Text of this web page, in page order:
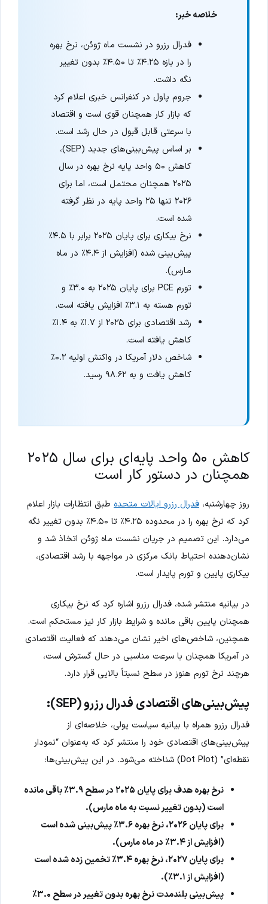
خلاصه خبر:
فدرال رزرو در نشست ماه ژوئن، نرخ بهره
را در بازه ۴.۲۵٪ تا ۴.۵۰٪ بدون تغییر
نگه داشت.
جروم پاول در کنفرانس خبری اعلام کرد
که بازار کار همچنان قوی است و اقتصاد
با سرعتی قابل قبول در حال رشد است.
بر اساس پیش‌بینی‌های جدید (SEP)،
کاهش ۵۰ واحد پایه نرخ بهره در سال
۲۰۲۵ همچنان محتمل است، اما برای
۲۰۲۶ تنها ۲۵ واحد پایه در نظر گرفته
شده است.
نرخ بیکاری برای پایان ۲۰۲۵ برابر با ۴.۵٪
پیش‌بینی شده (افزایش از ۴.۴٪ در ماه
مارس).
تورم PCE برای پایان ۲۰۲۵ به ۳.۰٪ و
تورم هسته به ۳.۱٪ افزایش یافته است.
رشد اقتصادی برای ۲۰۲۵ از ۱.۷٪ به ۱.۴٪
کاهش یافته است.
شاخص دلار آمریکا در واکنش اولیه ۰.۲٪
کاهش یافت و به ۹۸.۶۲ رسید.
کاهش ۵۰ واحد پایه‌ای برای سال ۲۰۲۵
همچنان در دستور کار است
روز چهارشنبه، فدرال رزرو ایالات متحده طبق انتظارات بازار اعلام
کرد که نرخ بهره را در محدوده ۴.۲۵٪ تا ۴.۵۰٪ بدون تغییر نگه
می‌دارد. این تصمیم در جریان نشست ماه ژوئن اتخاذ شد و
نشان‌دهنده احتیاط بانک مرکزی در مواجهه با رشد اقتصادی،
بیکاری پایین و تورم پایدار است.
در بیانیه منتشر شده، فدرال رزرو اشاره کرد که نرخ بیکاری
همچنان پایین باقی مانده و شرایط بازار کار نیز مستحکم است.
همچنین، شاخص‌های اخیر نشان می‌دهند که فعالیت اقتصادی
در آمریکا همچنان با سرعت مناسبی در حال گسترش است،
هرچند نرخ تورم هنوز در سطح نسبتاً بالایی قرار دارد.
پیش‌بینی‌های اقتصادی فدرال رزرو (SEP):
فدرال رزرو همراه با بیانیه سیاست پولی، خلاصه‌ای از
پیش‌بینی‌های اقتصادی خود را منتشر کرد که به‌عنوان “نمودار
نقطه‌ای” (Dot Plot) شناخته می‌شود. در این پیش‌بینی‌ها:
نرخ بهره هدف برای پایان ۲۰۲۵ در سطح ۳.۹٪ باقی مانده
است (بدون تغییر نسبت به ماه مارس).
برای پایان ۲۰۲۶، نرخ بهره ۳.۶٪ پیش‌بینی شده است
(افزایش از ۳.۴٪ در ماه مارس).
برای پایان ۲۰۲۷، نرخ بهره ۳.۴٪ تخمین زده شده است
(افزایش از ۳.۱٪).
پیش‌بینی بلندمدت نرخ بهره بدون تغییر در سطح ۳.۰٪